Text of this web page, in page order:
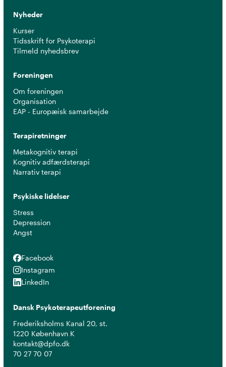
Nyheder
Kurser
Tidsskrift for Psykoterapi
Tilmeld nyhedsbrev
Foreningen
Om foreningen
Organisation
EAP - Europæisk samarbejde
Terapiretninger
Metakognitiv terapi
Kognitiv adfærdsterapi
Narrativ terapi
Psykiske lidelser
Stress
Depression
Angst
Facebook
Facebook
Instagram
Instagram
LinkedIn
LinkedIn
Dansk Psykoterapeutforening
Frederiksholms Kanal 20, st.
1220 København K
kontakt@dpfo.dk
70 27 70 07